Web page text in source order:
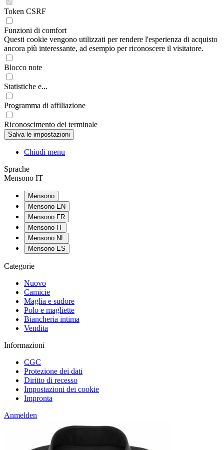
Token CSRF
Funzioni di comfort
Questi cookie vengono utilizzati per rendere l'esperienza di acquisto
ancora più interessante, ad esempio per riconoscere il visitatore.
Blocco note
Statistiche e...
Programma di affiliazione
Riconoscimento del terminale
Chiudi menu
Sprache
Mensono IT
Mensono
Mensono EN
Mensono FR
Mensono IT
Mensono NL
Mensono ES
Categorie
Nuovo
Camicie
Maglia e sudore
Polo e magliette
Biancheria intima
Vendita
Informazioni
CGC
Protezione dei dati
Diritto di recesso
Impostazioni dei cookie
Impronta
Anmelden